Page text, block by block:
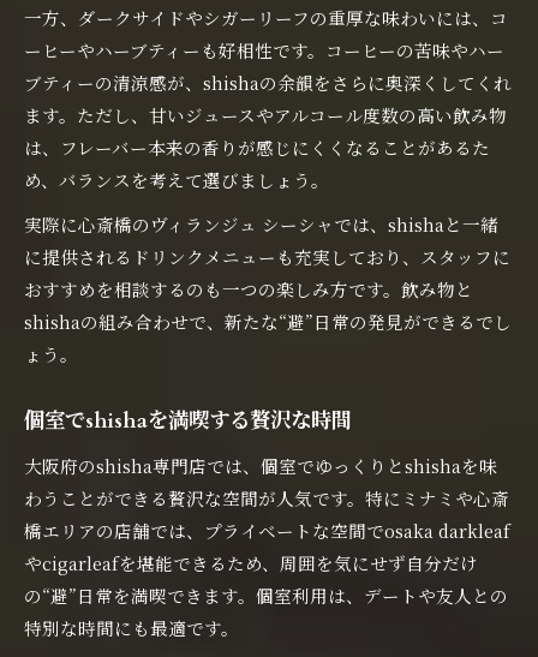
一方、ダークサイドやシガーリーフの重厚な味わいには、コ
ーヒーやハーブティーも好相性です。コーヒーの苦味やハー
ブティーの清涼感が、shishaの余韻をさらに奥深くしてくれ
ます。ただし、甘いジュースやアルコール度数の高い飲み物
は、フレーバー本来の香りが感じにくくなることがあるた
め、バランスを考えて選びましょう。
実際に心斎橋のヴィランジュ シーシャでは、shishaと一緒
に提供されるドリンクメニューも充実しており、スタッフに
おすすめを相談するのも一つの楽しみ方です。飲み物と
shishaの組み合わせで、新たな“避”日常の発見ができるでし
ょう。
個室でshishaを満喫する贅沢な時間
大阪府のshisha専門店では、個室でゆっくりとshishaを味
わうことができる贅沢な空間が人気です。特にミナミや心斎
橋エリアの店舗では、プライベートな空間でosaka darkleaf
やcigarleafを堪能できるため、周囲を気にせず自分だけ
の“避”日常を満喫できます。個室利用は、デートや友人との
特別な時間にも最適です。